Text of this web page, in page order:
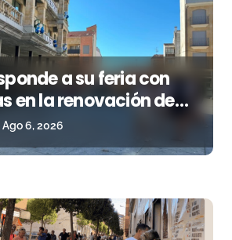
a su feria con
en la renovación de
Ago 6, 2026